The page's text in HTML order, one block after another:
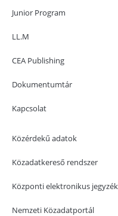
Junior Program
LL.M
CEA Publishing
Dokumentumtár
Kapcsolat
Közérdekű adatok
Közadatkereső rendszer
Központi elektronikus jegyzék
Nemzeti Közadatportál